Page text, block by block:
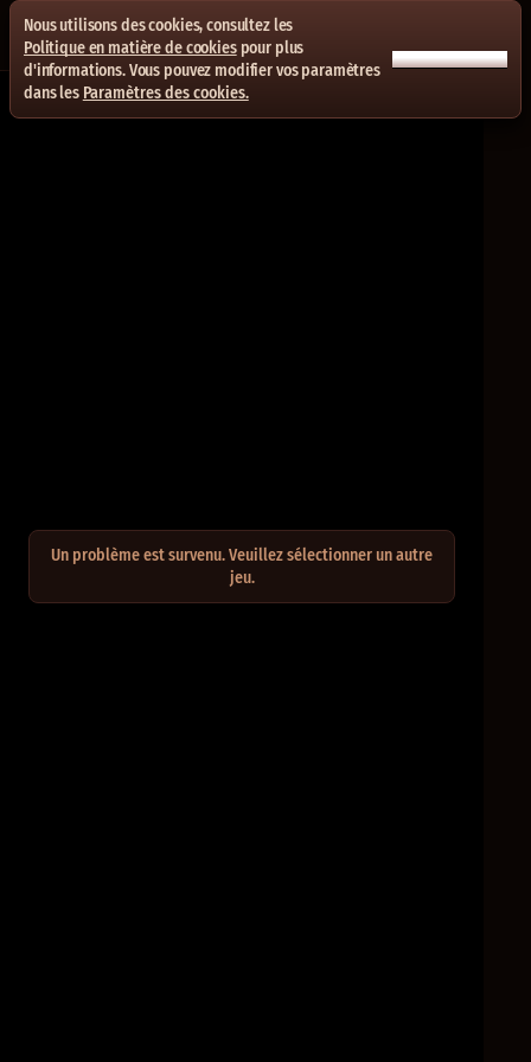
Un problème est survenu. Veuillez sélectionner un autre
jeu.
Nous utilisons des cookies, consultez les
Politique en matière de cookiespour plus
d'informations. Vous pouvez modifier vos paramètres
dans les Paramètres des cookies.
ACCEPTER TOUT